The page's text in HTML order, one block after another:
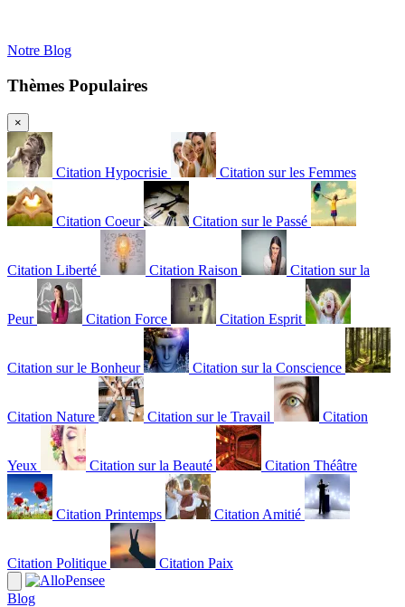
Notre Blog
Thèmes Populaires
×
Citation Hypocrisie Citation sur les Femmes
Citation Coeur Citation sur le Passé
Citation Liberté Citation Raison Citation sur la
Peur Citation Force Citation Esprit
Citation sur le Bonheur Citation sur la Conscience
Citation Nature Citation sur le Travail Citation
Yeux Citation sur la Beauté Citation Théâtre
Citation Printemps Citation Amitié
Citation Politique Citation Paix
Blog